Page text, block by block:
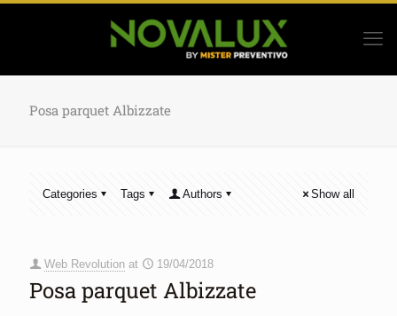
Posa parquet Albizzate
Categories Tags Authors Show all
Web Revolution at 19/04/2018
Posa parquet Albizzate